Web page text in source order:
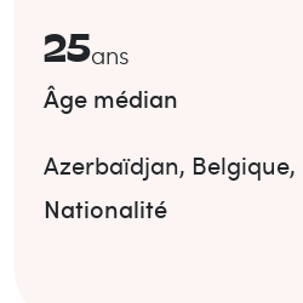
25ans
Âge médian
Azerbaïdjan, Belgique,
Nationalité